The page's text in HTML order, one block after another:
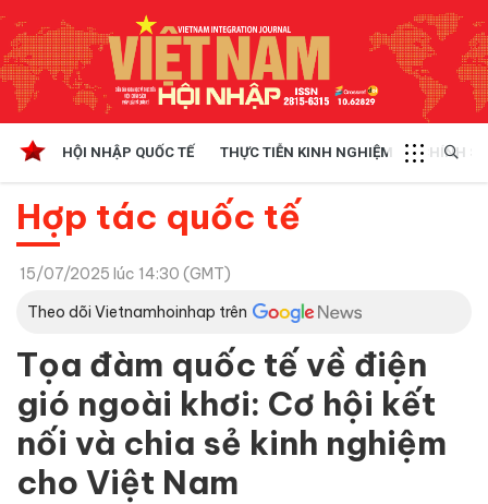
HỘI NHẬP QUỐC TẾ THỰC TIỄN KINH NGHIỆM CHÍNH
Hợp tác quốc tế
15/07/2025 lúc 14:30 (GMT)
Theo dõi Vietnamhoinhap trên
Tọa đàm quốc tế về điện
gió ngoài khơi: Cơ hội kết
nối và chia sẻ kinh nghiệm
cho Việt Nam